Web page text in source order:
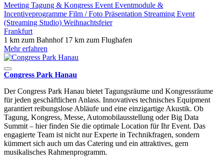
Meeting Tagung & Kongress Event Eventmodule &
Incentiveprogramme Film / Foto Präsentation Streaming Event
(Streaming Studio) Weihnachtsfeier
Frankfurt
1 km zum Bahnhof 17 km zum Flughafen
Mehr erfahren
Congress Park Hanau
Der Congress Park Hanau bietet Tagungsräume und Kongressräume
für jeden geschäftlichen Anlass. Innovatives technisches Equipment
garantiert reibungslose Abläufe und eine einzigartige Akustik. Ob
Tagung, Kongress, Messe, Automobilausstellung oder Big Data
Summit – hier finden Sie die optimale Location für Ihr Event. Das
engagierte Team ist nicht nur Experte in Technikfragen, sondern
kümmert sich auch um das Catering und ein attraktives, gern
musikalisches Rahmenprogramm.